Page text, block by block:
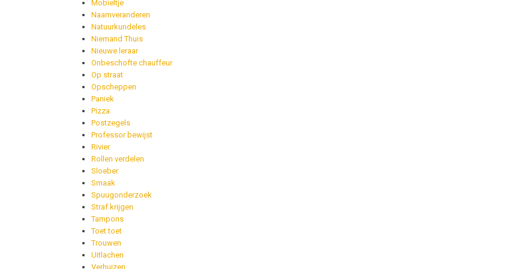
Mobieltje
Naamveranderen
Natuurkundeles
Niemand Thuis
Nieuwe leraar
Onbeschofte chauffeur
Op straat
Opscheppen
Paniek
Pizza
Postzegels
Professor bewijst
Rivier
Rollen verdelen
Sloeber
Smaak
Spuugonderzoek
Straf krijgen
Tampons
Toet toet
Trouwen
Uitlachen
Verhuizen